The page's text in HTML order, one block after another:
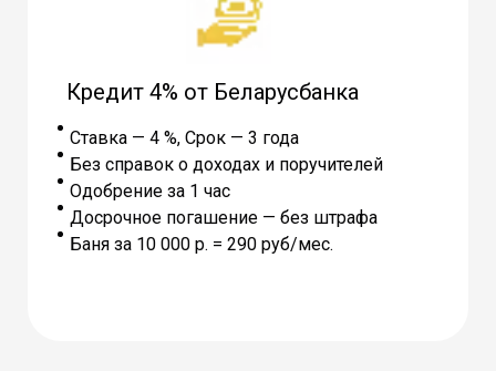
Ставка — 4 %, Cрок — 3 года
Без справок о доходах и поручителей
Одобрение за 1 час
Досрочное погашение — без штрафа
Баня за 10 000 р. = 290 руб/мес.
Кредит 4% от Беларусбанка